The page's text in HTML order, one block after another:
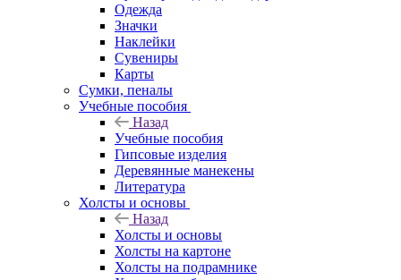
Одежда
Значки
Наклейки
Сувениры
Карты
Сумки, пеналы
Учебные пособия
Назад
Учебные пособия
Гипсовые изделия
Деревянные манекены
Литература
Холсты и основы
Назад
Холсты и основы
Холсты на картоне
Холсты на подрамнике